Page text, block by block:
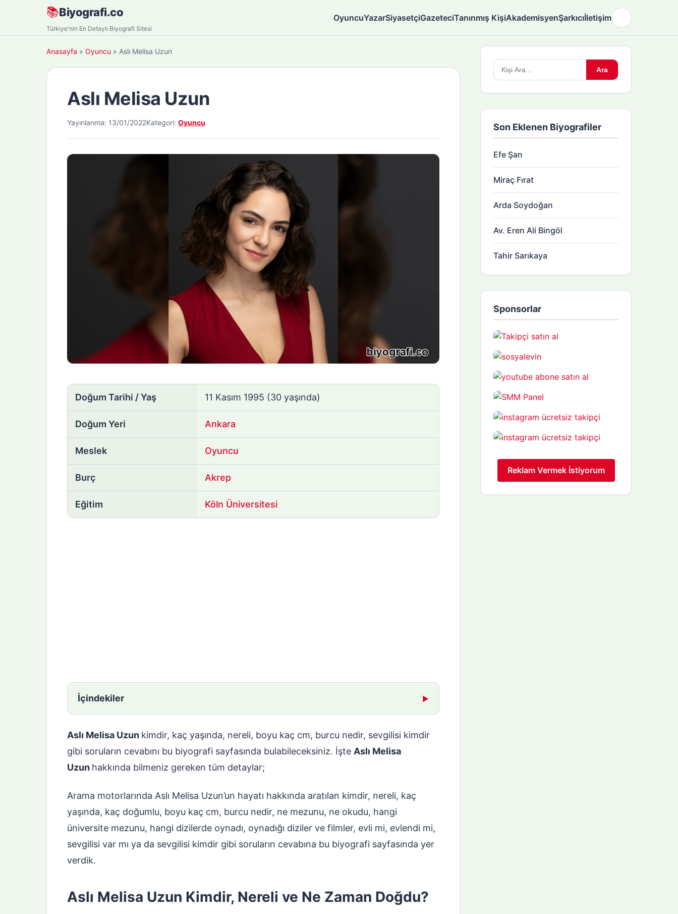
📚Biyografi.co
Türkiye'nin En Detaylı Biyografi Sitesi
OyuncuYazarSiyasetçiGazeteciTanınmış KişiAkademisyenŞarkıcıİletişim
Anasayfa » Oyuncu » Aslı Melisa Uzun
Aslı Melisa Uzun
Yayınlanma: 13/01/2022Kategori: Oyuncu
Doğum Tarihi / Yaş 11 Kasım 1995 (30 yaşında)
Doğum Yeri Ankara
Meslek Oyuncu
Burç Akrep
Eğitim Köln Üniversitesi
İçindekiler ▶
Aslı Melisa Uzun kimdir, kaç yaşında, nereli, boyu kaç cm, burcu nedir, sevgilisi kimdir
gibi soruların cevabını bu biyografi sayfasında bulabileceksiniz. İşte Aslı Melisa
Uzun hakkında bilmeniz gereken tüm detaylar;
Arama motorlarında Aslı Melisa Uzun’un hayatı hakkında aratılan kimdir, nereli, kaç
yaşında, kaç doğumlu, boyu kaç cm, burcu nedir, ne mezunu, ne okudu, hangi
üniversite mezunu, hangi dizilerde oynadı, oynadığı diziler ve filmler, evli mi, evlendi mi,
sevgilisi var mı ya da sevgilisi kimdir gibi soruların cevabına bu biyografi sayfasında yer
verdik.
Aslı Melisa Uzun Kimdir, Nereli ve Ne Zaman Doğdu?
Arama
yapın:
Ara
Son Eklenen Biyografiler
Efe Şan
Miraç Fırat
Arda Soydoğan
Av. Eren Ali Bingöl
Tahir Sarıkaya
Sponsorlar
Reklam Vermek İstiyorum